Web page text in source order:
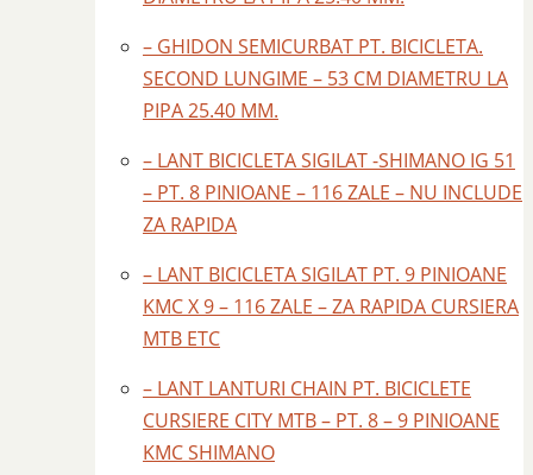
– GHIDON SEMICURBAT PT. BICICLETA.
SECOND LUNGIME – 53 CM DIAMETRU LA
PIPA 25.40 MM.
– LANT BICICLETA SIGILAT -SHIMANO IG 51
– PT. 8 PINIOANE – 116 ZALE – NU INCLUDE
ZA RAPIDA
– LANT BICICLETA SIGILAT PT. 9 PINIOANE
KMC X 9 – 116 ZALE – ZA RAPIDA CURSIERA
MTB ETC
– LANT LANTURI CHAIN PT. BICICLETE
CURSIERE CITY MTB – PT. 8 – 9 PINIOANE
KMC SHIMANO